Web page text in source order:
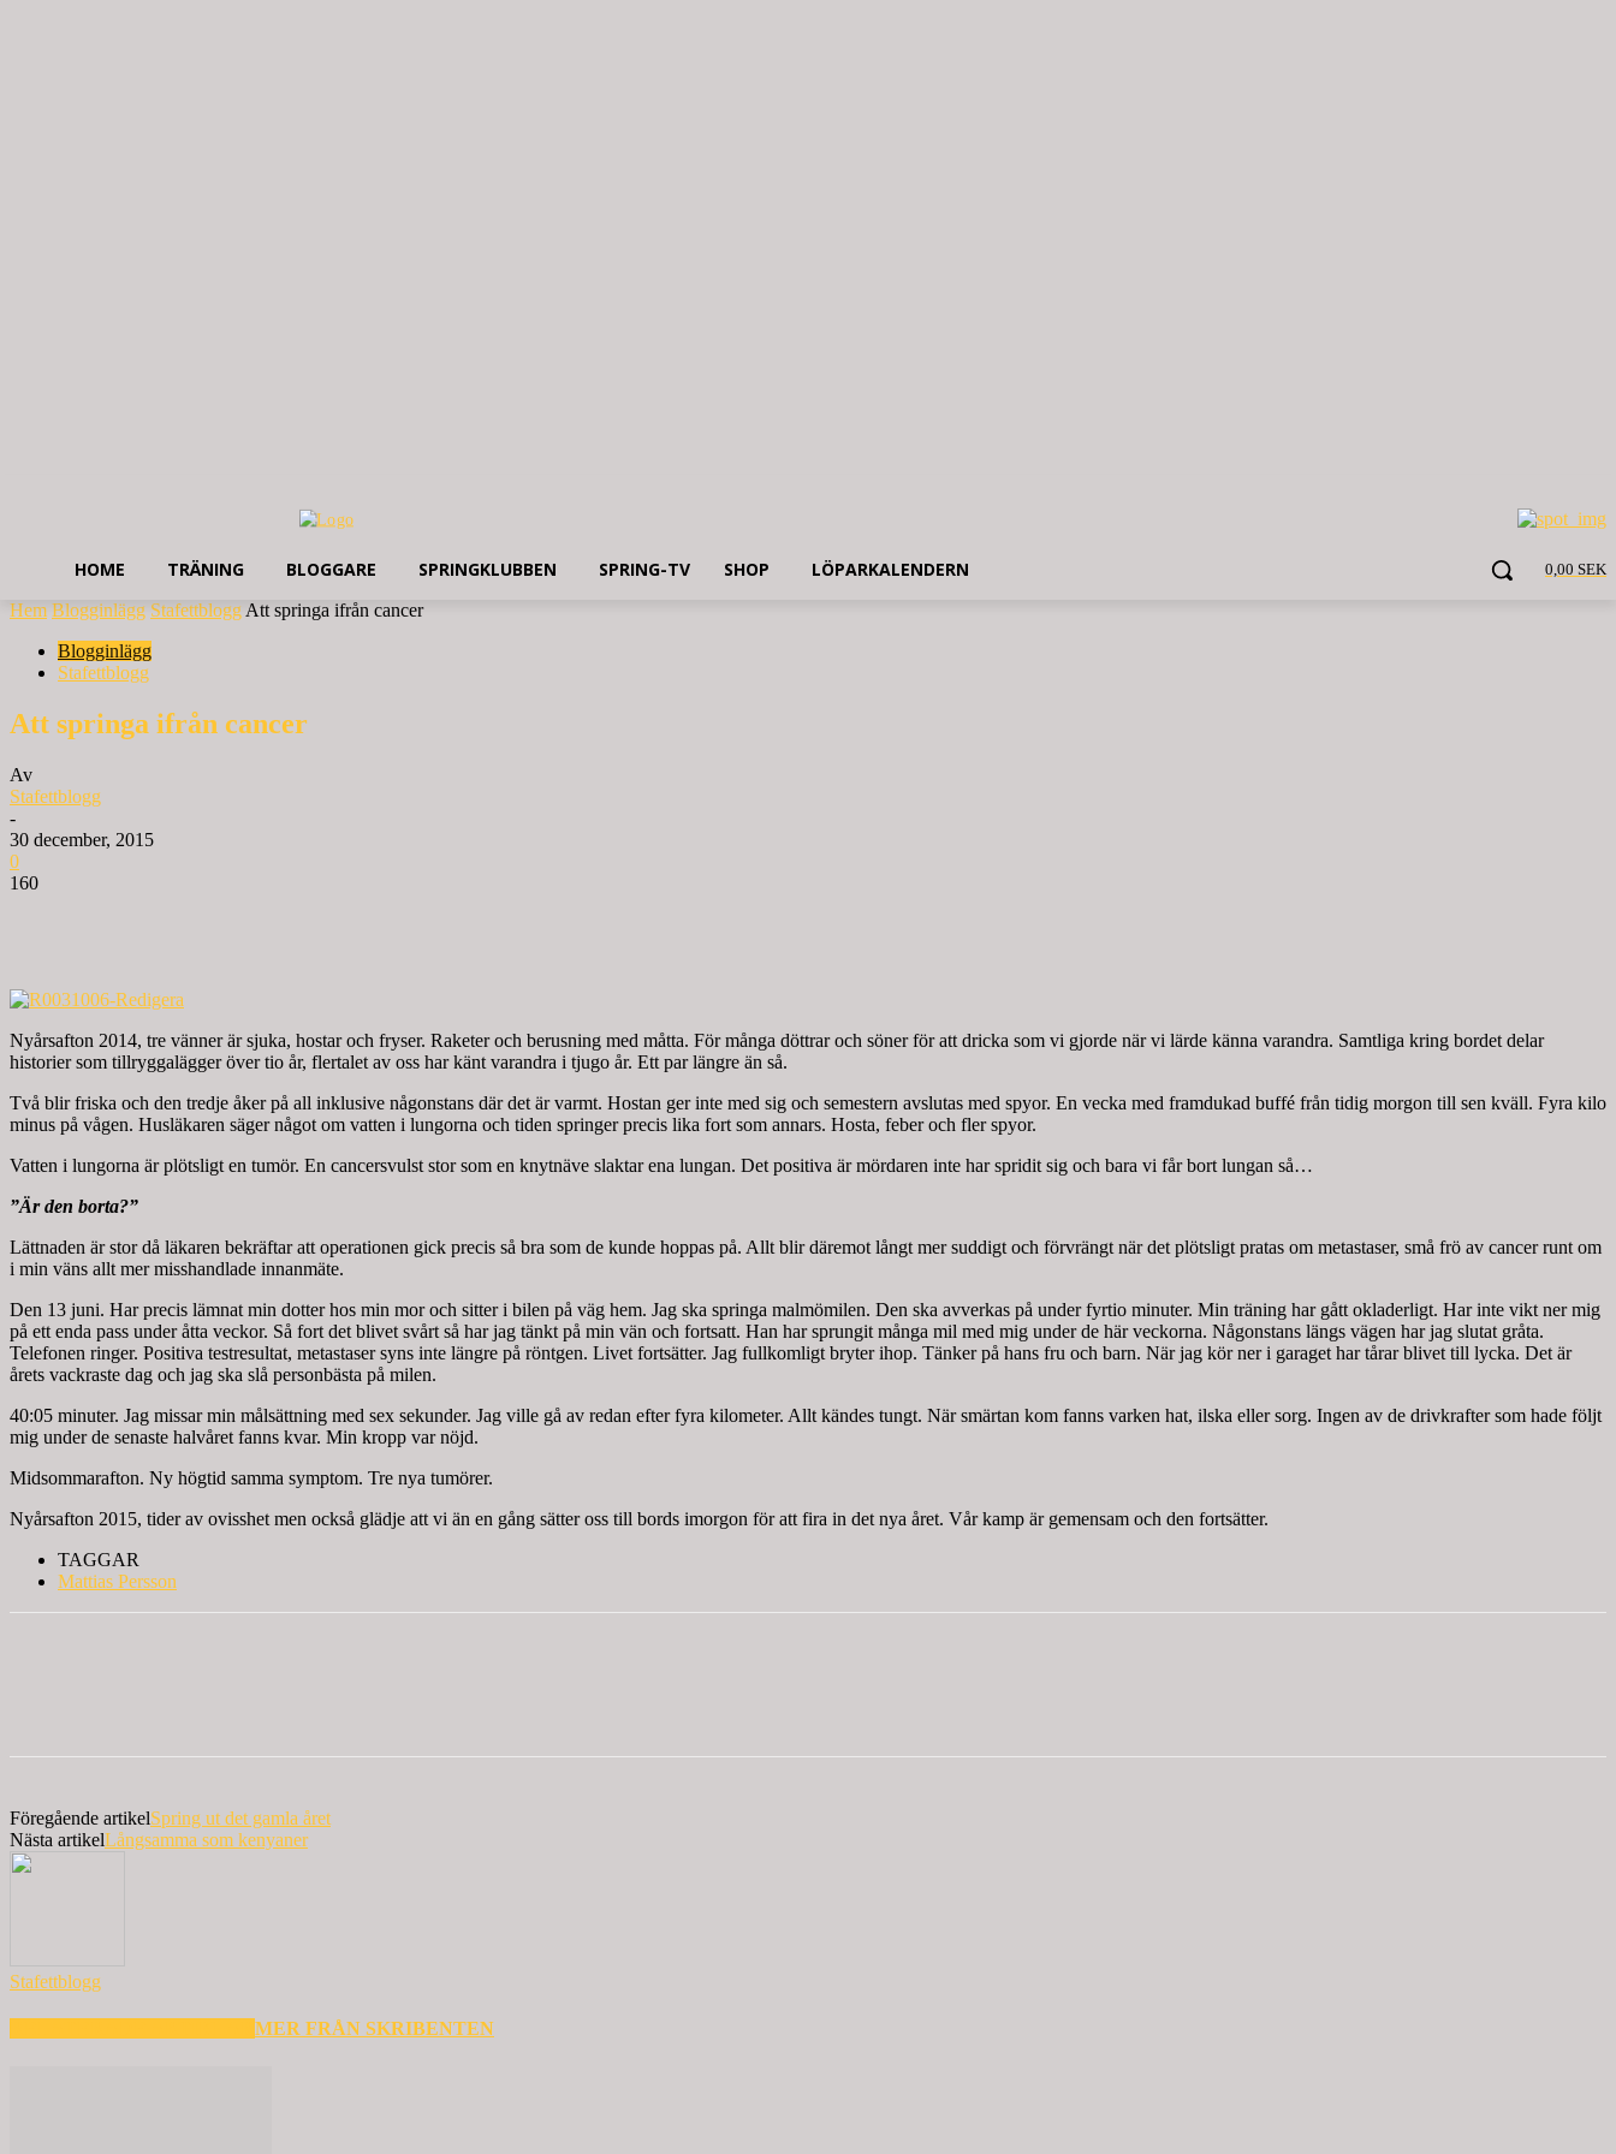
0,00 SEK
HOME TRÄNING BLOGGARE SPRINGKLUBBEN SPRING-TV SHOP LÖPARKALENDERN
Hem Blogginlägg Stafettblogg Att springa ifrån cancer
Blogginlägg
Stafettblogg
Att springa ifrån cancer
Av
Stafettblogg
-
30 december, 2015
0
160
Nyårsafton 2014, tre vänner är sjuka, hostar och fryser. Raketer och berusning med måtta. För många döttrar och söner för att dricka som vi gjorde när vi lärde känna varandra. Samtliga kring bordet delar
historier som tillryggalägger över tio år, flertalet av oss har känt varandra i tjugo år. Ett par längre än så.
Två blir friska och den tredje åker på all inklusive någonstans där det är varmt. Hostan ger inte med sig och semestern avslutas med spyor. En vecka med framdukad buffé från tidig morgon till sen kväll. Fyra kilo
minus på vågen. Husläkaren säger något om vatten i lungorna och tiden springer precis lika fort som annars. Hosta, feber och fler spyor.
Vatten i lungorna är plötsligt en tumör. En cancersvulst stor som en knytnäve slaktar ena lungan. Det positiva är mördaren inte har spridit sig och bara vi får bort lungan så…
”Är den borta?”
Lättnaden är stor då läkaren bekräftar att operationen gick precis så bra som de kunde hoppas på. Allt blir däremot långt mer suddigt och förvrängt när det plötsligt pratas om metastaser, små frö av cancer runt om
i min väns allt mer misshandlade innanmäte.
Den 13 juni. Har precis lämnat min dotter hos min mor och sitter i bilen på väg hem. Jag ska springa malmömilen. Den ska avverkas på under fyrtio minuter. Min träning har gått okladerligt. Har inte vikt ner mig
på ett enda pass under åtta veckor. Så fort det blivet svårt så har jag tänkt på min vän och fortsatt. Han har sprungit många mil med mig under de här veckorna. Någonstans längs vägen har jag slutat gråta.
Telefonen ringer. Positiva testresultat, metastaser syns inte längre på röntgen. Livet fortsätter. Jag fullkomligt bryter ihop. Tänker på hans fru och barn. När jag kör ner i garaget har tårar blivet till lycka. Det är
årets vackraste dag och jag ska slå personbästa på milen.
40:05 minuter. Jag missar min målsättning med sex sekunder. Jag ville gå av redan efter fyra kilometer. Allt kändes tungt. När smärtan kom fanns varken hat, ilska eller sorg. Ingen av de drivkrafter som hade följt
mig under de senaste halvåret fanns kvar. Min kropp var nöjd.
Midsommarafton. Ny högtid samma symptom. Tre nya tumörer.
Nyårsafton 2015, tider av ovisshet men också glädje att vi än en gång sätter oss till bords imorgon för att fira in det nya året. Vår kamp är gemensam och den fortsätter.
TAGGAR
Mattias Persson
Föregående artikelSpring ut det gamla året
Nästa artikelLångsamma som kenyaner
Stafettblogg
MER FRÅN SKRIBENTEN